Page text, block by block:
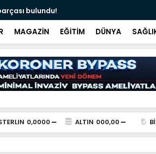
bulundu!
MAGAZİN EĞİTİM DÜNYA
0,0000 ALTIN 000,00